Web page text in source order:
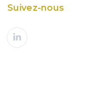
Suivez-nous